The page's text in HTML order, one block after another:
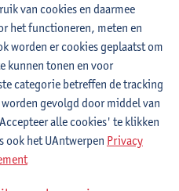
Alex Haider
English Language
van cookies en daarmee
het functioneren, meten en
worden er cookies geplaatst om
kunnen tonen en voor
categorie betreffen de tracking
gevolgd door middel van
alle cookies' te klikken
ook het UAntwerpen Privacy